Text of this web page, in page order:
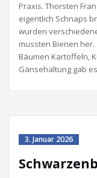
Praxis. Thorsten
eigentlich Schnaps
wurden
mussten Bienen
Bäumen Kartoffeln,
Gänsehaltung gab
3. Januar 2026